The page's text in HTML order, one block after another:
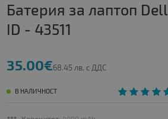
Батерия за лаптоп Dell
ID - 43511
35.00€68.45 лв. с ДДС
В НАЛИЧНОСТ